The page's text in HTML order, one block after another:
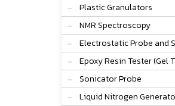
Plastic Granulators
NMR Spectroscopy
Electrostatic Probe and
Epoxy Resin Tester (Gel
Sonicator Probe
Liquid Nitrogen